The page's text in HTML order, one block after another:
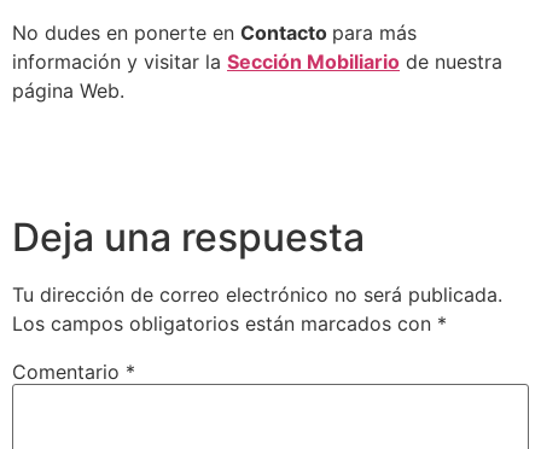
No dudes en ponerte en Contacto para más
información y visitar la Sección Mobiliario de nuestra
página Web.
Deja una respuesta
Tu dirección de correo electrónico no será publicada.
Los campos obligatorios están marcados con *
Comentario *